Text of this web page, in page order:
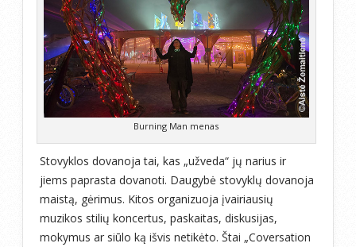
Burning Man menas
Stovyklos dovanoja tai, kas „užveda“ jų narius ir
jiems paprasta dovanoti. Daugybė stovyklų dovanoja
maistą, gėrimus. Kitos organizuoja įvairiausių
muzikos stilių koncertus, paskaitas, diskusijas,
mokymus ar siūlo ką išvis netikėto. Štai „Coversation